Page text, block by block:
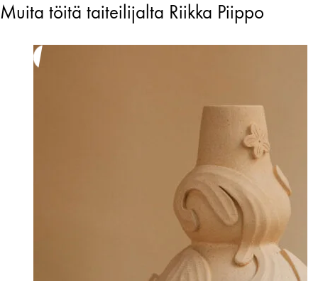
Muita töitä taiteilijalta Riikka Piippo